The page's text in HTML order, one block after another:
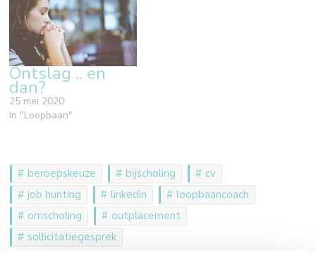
Ontslag .. en
dan?
25 mei 2020
In "Loopbaan"
beroepskeuze bijscholing
cv
job hunting
linkedin
loopbaancoach
omscholing
outplacement
sollicitatiegesprek